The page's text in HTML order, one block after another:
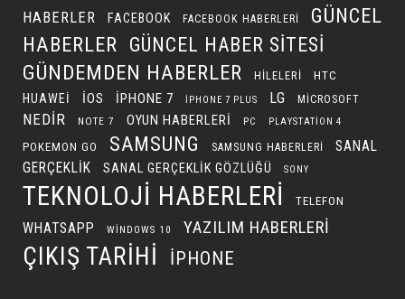
HABERLER
FACEBOOK FACEBOOK HABERLERI
GÜNCEL
HABERLER
GÜNCEL HABER SITESI
GÜNDEMDEN HABERLER HILELERI HTC
HUAWEI IOS IPHONE 7 IPHONE 7 PLUS LG MICROSOFT
NEDIR NOTE 7 OYUN HABERLERI PC PLAYSTATION 4
POKEMON GO SAMSUNG SAMSUNG HABERLERI
SANAL
GERÇEKLIK
SANAL GERÇEKLIK GÖZLÜĞÜ SONY
TEKNOLOJI HABERLERI TELEFON
WHATSAPP WINDOWS 10 YAZILIM HABERLERI
ÇIKIŞ TARIHI İPHONE